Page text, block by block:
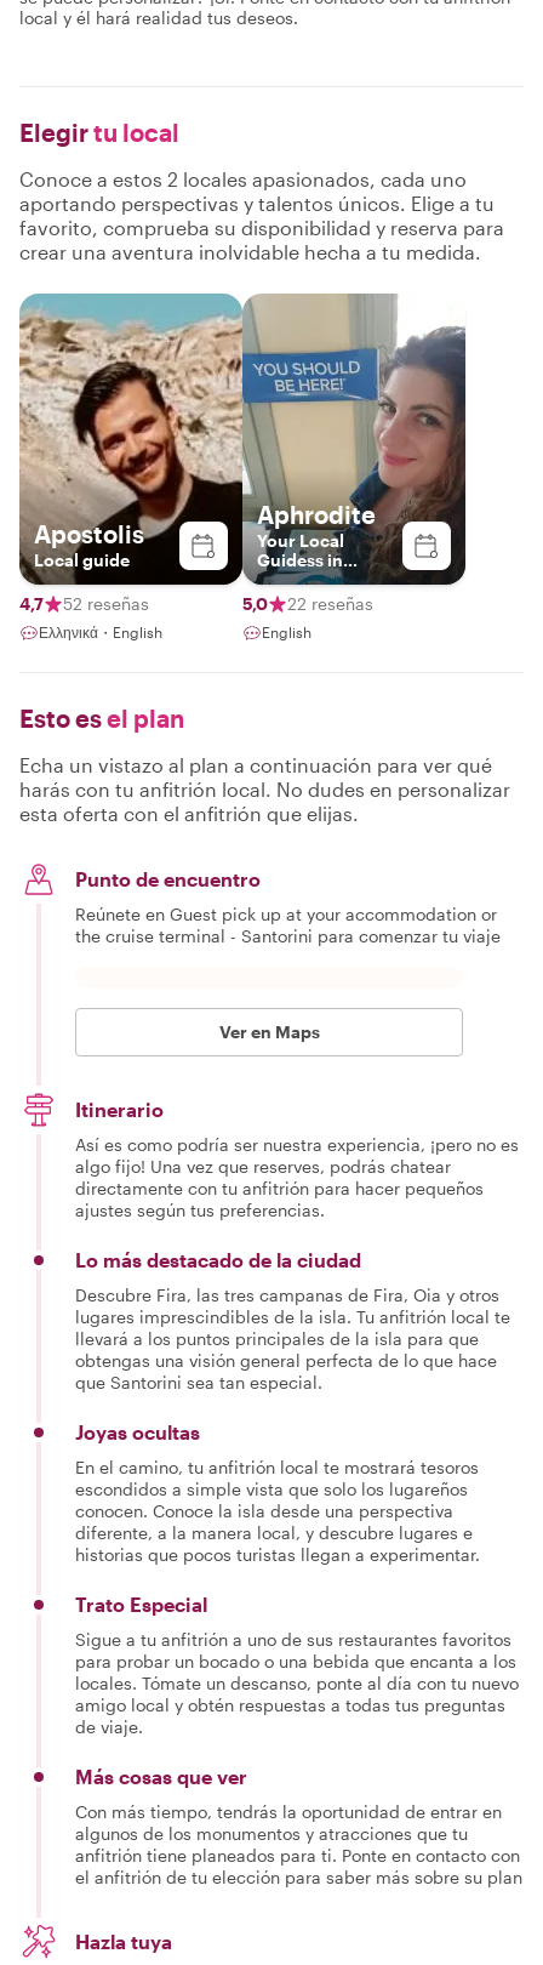
local y él hará realidad tus deseos.
Elegirtu local
Conoce a estos 2 locales apasionados, cada uno
aportando perspectivas y talentos únicos. Elige a tu
favorito, comprueba su disponibilidad y reserva para
crear una aventura inolvidable hecha a tu medida.
Apostolis
Local guide
4,7 52 reseñas
Ελληνικά・English
Aphrodite
Your Local
Guidess in
Santorini
5,0
22 reseñas
English
Esto esel plan
Echa un vistazo al plan a continuación para ver qué
harás con tu anfitrión local. No dudes en personalizar
esta oferta con el anfitrión que elijas.
Punto de encuentro
Reúnete en Guest pick up at your accommodation or
the cruise terminal - Santorini para comenzar tu viaje
Ver en Maps
Itinerario
Así es como podría ser nuestra experiencia, ¡pero no es
algo fijo! Una vez que reserves, podrás chatear
directamente con tu anfitrión para hacer pequeños
ajustes según tus preferencias.
Lo más destacado de la ciudad
Descubre Fira, las tres campanas de Fira, Oia y otros
lugares imprescindibles de la isla. Tu anfitrión local te
llevará a los puntos principales de la isla para que
obtengas una visión general perfecta de lo que hace
que Santorini sea tan especial.
Joyas ocultas
En el camino, tu anfitrión local te mostrará tesoros
escondidos a simple vista que solo los lugareños
conocen. Conoce la isla desde una perspectiva
diferente, a la manera local, y descubre lugares e
historias que pocos turistas llegan a experimentar.
Trato Especial
Sigue a tu anfitrión a uno de sus restaurantes favoritos
para probar un bocado o una bebida que encanta a los
locales. Tómate un descanso, ponte al día con tu nuevo
amigo local y obtén respuestas a todas tus preguntas
de viaje.
Más cosas que ver
Con más tiempo, tendrás la oportunidad de entrar en
algunos de los monumentos y atracciones que tu
anfitrión tiene planeados para ti. Ponte en contacto con
el anfitrión de tu elección para saber más sobre su plan
Hazla tuya